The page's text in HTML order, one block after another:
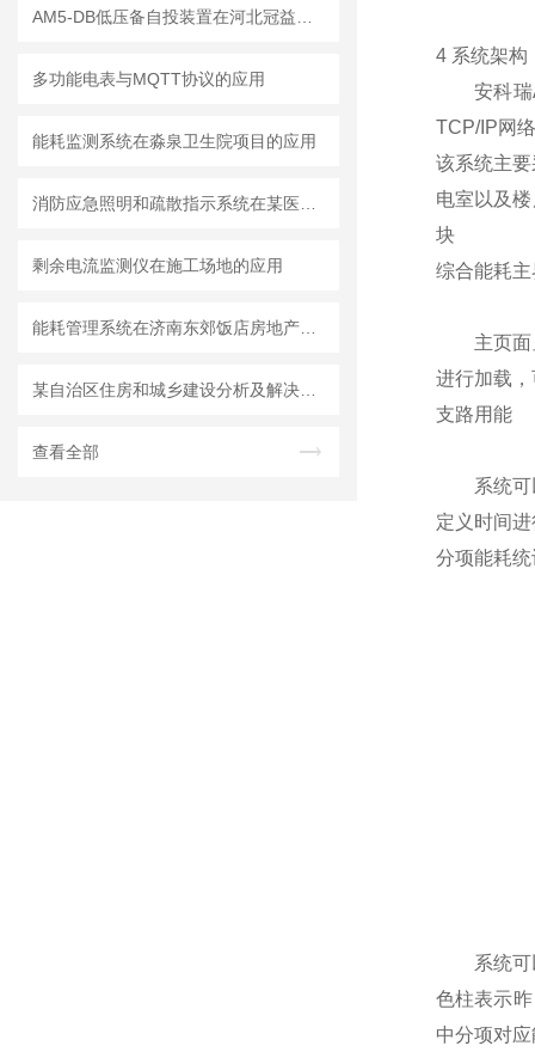
多功能电表与MQTT协议的应用
能耗监测系统在淼泉卫生院项目的应用
剩余电流监测仪在施工场地的应用
查看全部
4 系统架构
安科瑞
TCP/IP网
该系统主
电室以及
块
综合能耗主
主页面显
进行加载
支路用能
系统可以
定义时间
分项能耗统
系统可以
色柱表示
中分项对